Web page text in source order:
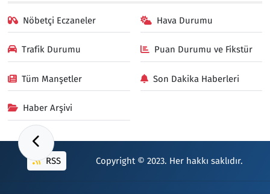
Nöbetçi Eczaneler Hava Durumu
Trafik Durumu Puan Durumu ve Fikstür
Tüm Manşetler Son Dakika Haberleri
Haber Arşivi
RSS Copyright © 2023. Her hakkı saklıdır.